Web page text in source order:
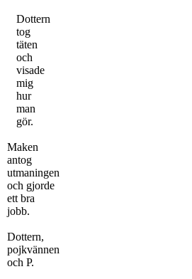
Dottern
tog
täten
och
visade
mig
hur
man
gör.
Maken
antog
utmaningen
och gjorde
ett bra
jobb.
Dottern,
pojkvännen
och P.